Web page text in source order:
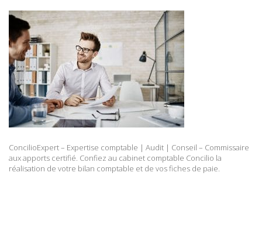
ConcilioExpert – Expertise comptable | Audit | Conseil – Commissaire
aux apports certifié. Confiez au cabinet comptable Concilio la
réalisation de votre bilan comptable et de vos fiches de paie.